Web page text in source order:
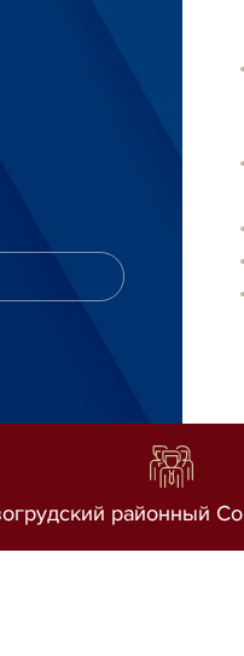
районный